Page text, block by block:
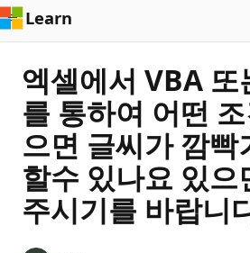
Learn
엑셀에서 VBA 또
를 통하여 어떤
으면 글씨가 깜빡
할수 있나요 있으
주시기를 바랍니